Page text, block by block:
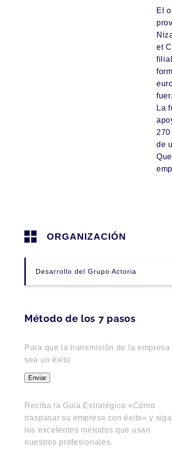
El
et
La
de
ORGANIZACIÓN
Desarrollo del Grupo Actoria
Método de los 7 pasos
Para que la transmisión de la empresa
sea un éxito
Enviar
Reciba la Guía Estratégica «Cómo
traspasar su empresa con éxito» y siga
los excelentes métodos que usan
nuestros profesionales.